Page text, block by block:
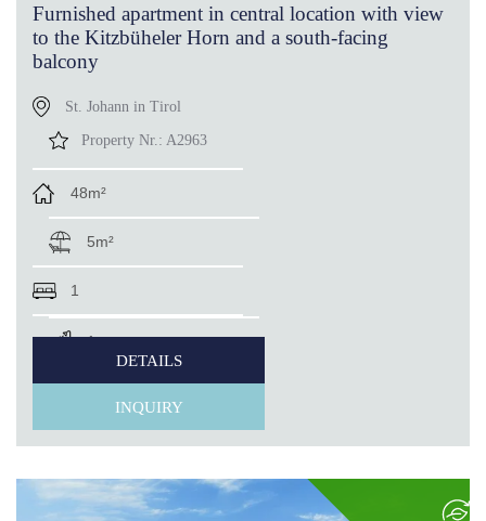
Furnished apartment in central location with view
to the Kitzbüheler Horn and a south-facing
balcony
St. Johann in Tirol
Property Nr.: A2963
48m²
5m²
1
1
DETAILS
INQUIRY